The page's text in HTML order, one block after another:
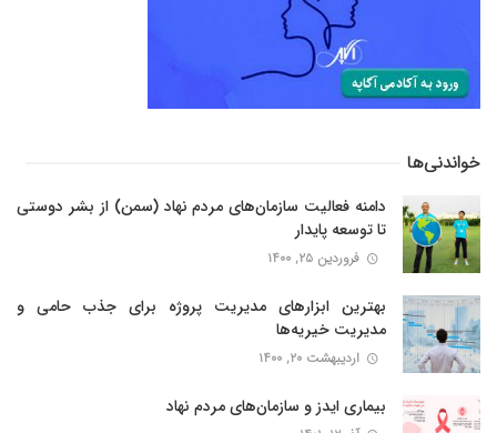
خواندنی‌ها
دامنه فعالیت‌ سازمان‌های مردم نهاد (سمن) از بشر دوستی
تا توسعه پایدار
فروردین ۲۵, ۱۴۰۰
بهترین ابزارهای مدیریت پروژه برای جذب حامی و
مدیریت خیریه‌ها
اردیبهشت ۲۰, ۱۴۰۰
بیماری ایدز و سازمان‌های مردم نهاد